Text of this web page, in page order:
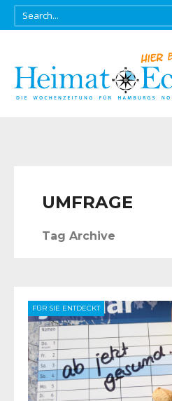
UMFRAGE
Tag Archive
FÜR SIE ENTDECKT